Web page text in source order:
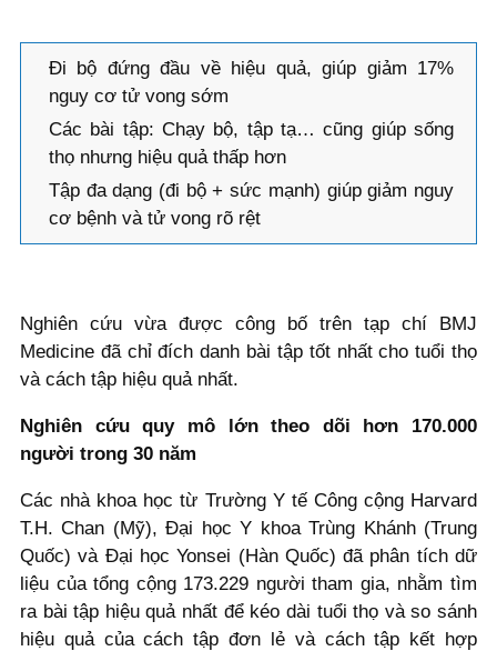
Đi bộ đứng đầu về hiệu quả, giúp giảm 17%
nguy cơ tử vong sớm
Các bài tập: Chạy bộ, tập tạ… cũng giúp sống
thọ nhưng hiệu quả thấp hơn
Tập đa dạng (đi bộ + sức mạnh) giúp giảm nguy
cơ bệnh và tử vong rõ rệt
Nghiên cứu vừa được công bố trên tạp chí BMJ
Medicine đã chỉ đích danh bài tập tốt nhất cho tuổi thọ
và cách tập hiệu quả nhất.
Nghiên cứu quy mô lớn theo dõi hơn 170.000
người trong 30 năm
Các nhà khoa học từ Trường Y tế Công cộng Harvard
T.H. Chan (Mỹ), Đại học Y khoa Trùng Khánh (Trung
Quốc) và Đại học Yonsei (Hàn Quốc) đã phân tích dữ
liệu của tổng cộng 173.229 người tham gia, nhằm tìm
ra bài tập hiệu quả nhất để kéo dài tuổi thọ và so sánh
hiệu quả của cách tập đơn lẻ và cách tập kết hợp